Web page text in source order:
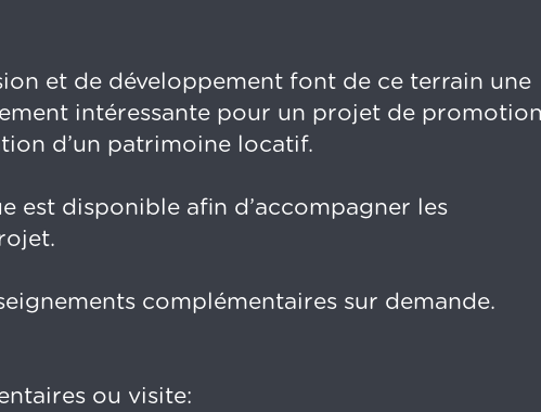
et de développement font de ce terrain une
intéressante pour un projet de
d’un patrimoine locatif.
est disponible afin d’accompagner les
complémentaires sur demande.
ou visite: